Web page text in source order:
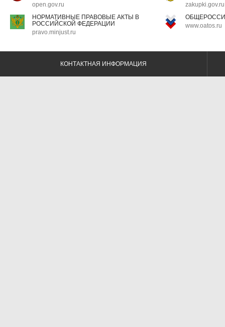
open.gov.ru
zakupki.gov.ru
НОРМАТИВНЫЕ ПРАВОВЫЕ АКТЫ В
РОССИЙСКОЙ ФЕДЕРАЦИИ
pravo.minjust.ru
www.oatos.ru
КОНТАКТНАЯ ИНФОРМАЦИЯ